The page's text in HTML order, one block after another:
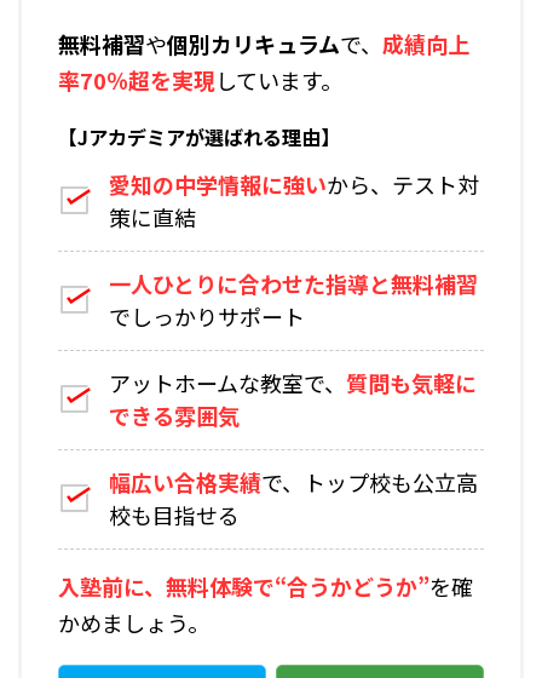
無料補習や個別カリキュラムで、 成績向上
率70％超を実現しています。
【Jアカデミアが選ばれる理由】
愛知の中学情報に強いから、テスト対
策に直結
一人ひとりに合わせた指導と無料補習
でしっかりサポート
アットホームな教室で、 質問も気軽に
できる雰囲気
幅広い合格実績で、トップ校も公立高
校も目指せる
入塾前に、無料体験で“合うかどうか”を確
かめましょう。